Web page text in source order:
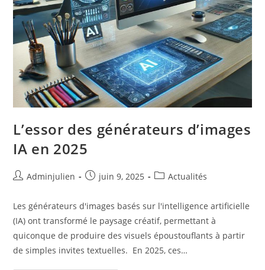
L’essor des générateurs d’images
IA en 2025
Auteur/autrice
la
publication :
Adminjulien
Publication
juin 9, 2025
PostActualités
Les générateurs d'images basés sur l'intelligence artificielle
(IA) ont transformé le paysage créatif, permettant à
quiconque de produire des visuels époustouflants à partir
de simples invites textuelles. En 2025, ces…